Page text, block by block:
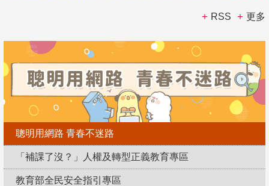
RSS 更多
聰明用網路 青春不迷路
「補課了沒？」人權及轉型正義教育專區
教育部全民安全指引專區